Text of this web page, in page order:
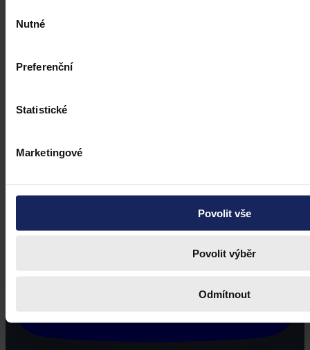
souhlasu
Nutné
Preferenční
Statistické
Marketingové
Povolit vše
Povolit výběr
Odmítnout